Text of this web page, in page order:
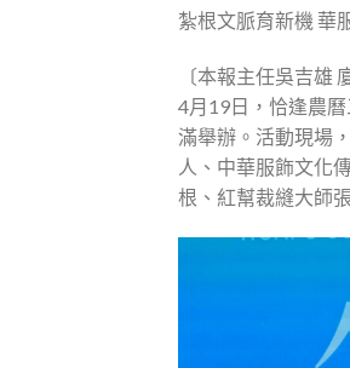
紮根文脈育新機 華
〔本報主任吳吉雄
4月19日，恰逢農
滿舉辦。活動現場
人、中華服飾文化
根、紅幫裁縫大師